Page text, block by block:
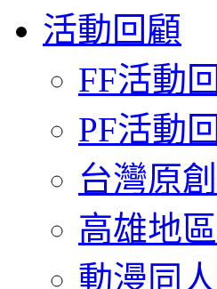
活動回顧
FF活動
PF活動
台灣原
高雄地
動漫同